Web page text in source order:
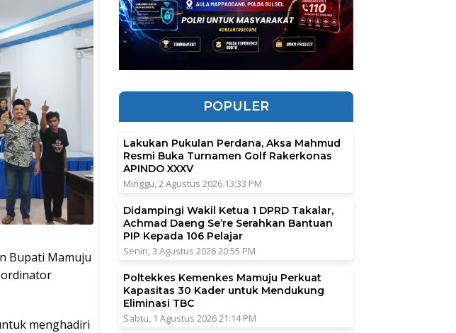
Bupati Mamuju
menghadiri
POPULER
Lakukan Pukulan Perdana, Aksa Mahmud
Resmi Buka Turnamen Golf Rakerkonas
APINDO XXXV
Minggu, 2 Agustus 2026 13:33 PM
Didampingi Wakil Ketua 1 DPRD Takalar,
Achmad Daeng Se’re Serahkan Bantuan
PIP Kepada 106 Pelajar
Senin, 3 Agustus 2026 20:55 PM
Poltekkes Kemenkes Mamuju Perkuat
Kapasitas 30 Kader untuk Mendukung
Eliminasi TBC
Sabtu, 1 Agustus 2026 21:14 PM